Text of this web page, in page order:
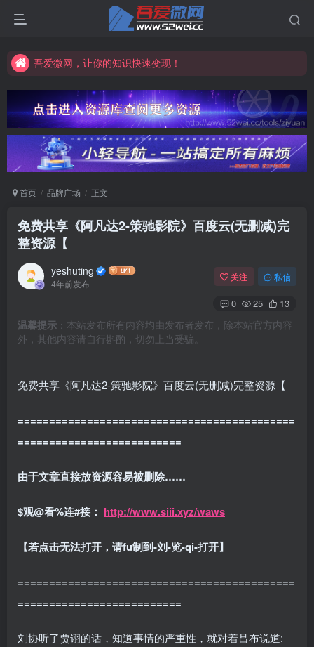
吾爱微网，让你的知识快速变现！
吾爱微网，让你的知识快速变现！
首页 品牌广场 正文
免费共享《阿凡达2-策驰影院》百度云(无删减)完
整资源【
yeshuting
4年前发布
关注 私信
0 25 13
温馨提示 ：本站发布所有内容均由发布者发布，除本站官方内容
外，其他内容请自行斟酌，切勿上当受骗。
免费共享《阿凡达2-策驰影院》百度云(无删减)完整资源【
============================================
==========================
由于文章直接放资源容易被删除……
$观@看%连#接： http://www.siii.xyz/waws
【若点击无法打开，请fu制到-刘-览-qi-打开】
============================================
==========================
刘协听了贾诩的话，知道事情的严重性，就对着吕布说道: